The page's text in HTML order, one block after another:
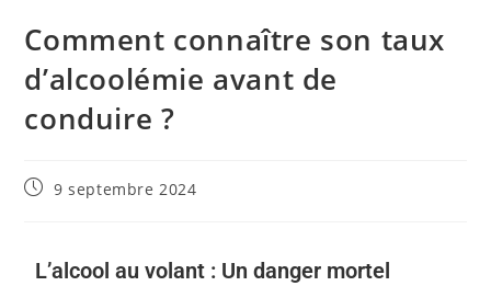
Comment connaître son taux
d’alcoolémie avant de
conduire ?
9 septembre 2024
L’alcool au volant : Un danger mortel